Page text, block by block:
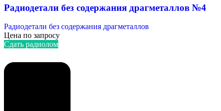
Радиодетали без содержания драгметаллов №4
Радиодетали без содержания драгметаллов
Цена по запросу
Сдать радиолом